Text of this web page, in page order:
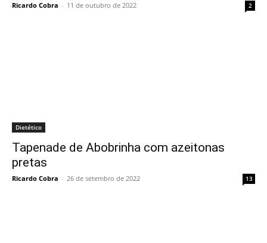
Ricardo Cobra - 11 de outubro de 2022 2
Dietético
Tapenade de Abobrinha com azeitonas
pretas
Ricardo Cobra - 26 de setembro de 2022 13